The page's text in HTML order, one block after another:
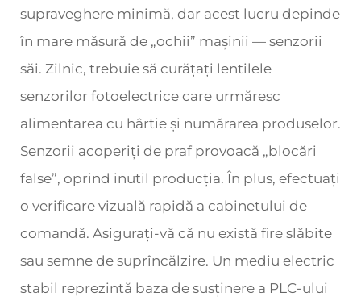
supraveghere minimă, dar acest lucru depinde
în mare măsură de „ochii” mașinii — senzorii
săi. Zilnic, trebuie să curățați lentilele
senzorilor fotoelectrice care urmăresc
alimentarea cu hârtie și numărarea produselor.
Senzorii acoperiți de praf provoacă „blocări
false”, oprind inutil producția. În plus, efectuați
o verificare vizuală rapidă a cabinetului de
comandă. Asigurați-vă că nu există fire slăbite
sau semne de suprîncălzire. Un mediu electric
stabil reprezintă baza de susținere a PLC-ului